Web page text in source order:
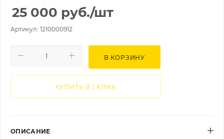
25 000 руб./шт
Артикул: 1210000912
В КОРЗИНУ
КУПИТЬ В 1 КЛИК
ОПИСАНИЕ